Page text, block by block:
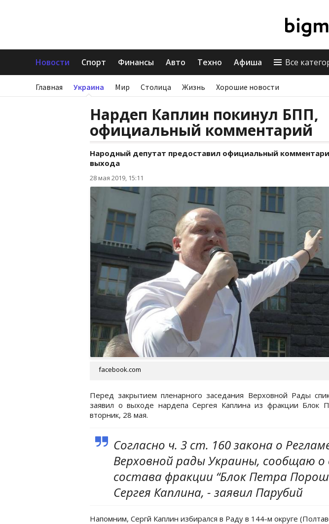
Новости Спорт Финансы Авто Техно Афиша Все
Главная Украина Мир Столица Жизнь Хорошие новости
Нардеп Каплин покинул БПП,
официальный комментарий
Народный депутат предоставил официальный
выхода
28 мая 2019, 15:11
facebook.com
Перед закрытием пленарного заседания Верховной Рады
заявил о выходе нардепа Сергея Каплина из фракции Блок
вторник, 28 мая.
Согласно ч. 3 ст. 160 закона о
Верховной рады Украины, сообщаю о
состава фракции “Блок Петра
Сергея Каплина, - заявил Парубий
Напомним, Сергй Каплин избирался в Раду в 144-м округе